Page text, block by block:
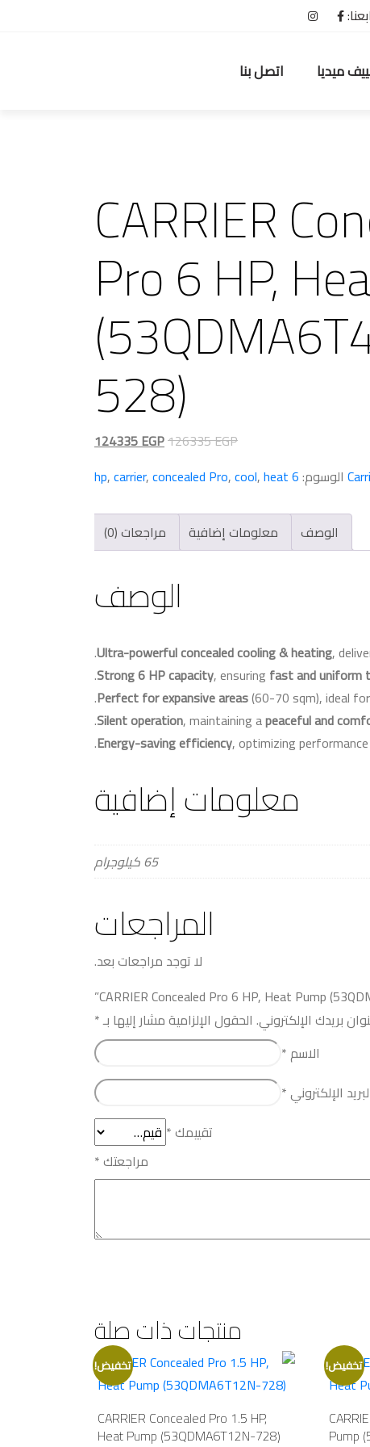
ميديا اتصل بنا
CARRIER
Pro 6 HP,
528)
126335EGP
السعر
هو:
126335 EGP.
124335EGP
السعر
هو:
124335 EGP.
الوسوم:6 hp
,carrier,concealed Pro,cool,heat
الوصف معلومات إضافية مراجعات (0)
الوصف
Ultra-powerful concealed cooling & heating,
Strong 6 HP capacity, ensuring fast and uniform
Perfect for expansive areas(60-70 sqm), ideal for
.
Silent operation, maintaining apeaceful and
.
Energy-saving efficiency, optimizing performance
.
معلومات إضافية
65 كيلوجرام
المراجعات
لا توجد مراجعات بعد.
بريدك الإلكتروني. الحقول الإلزامية مشار إليها بـ*
الاسم*
الإلكتروني*
تقييمك*
مراجعتك*
منتجات ذات صلة
تخفيض!
Pump
تخفيض!
CARRIER Concealed Pro 1.5 HP,
Heat Pump (53QDMA6T12N-728)